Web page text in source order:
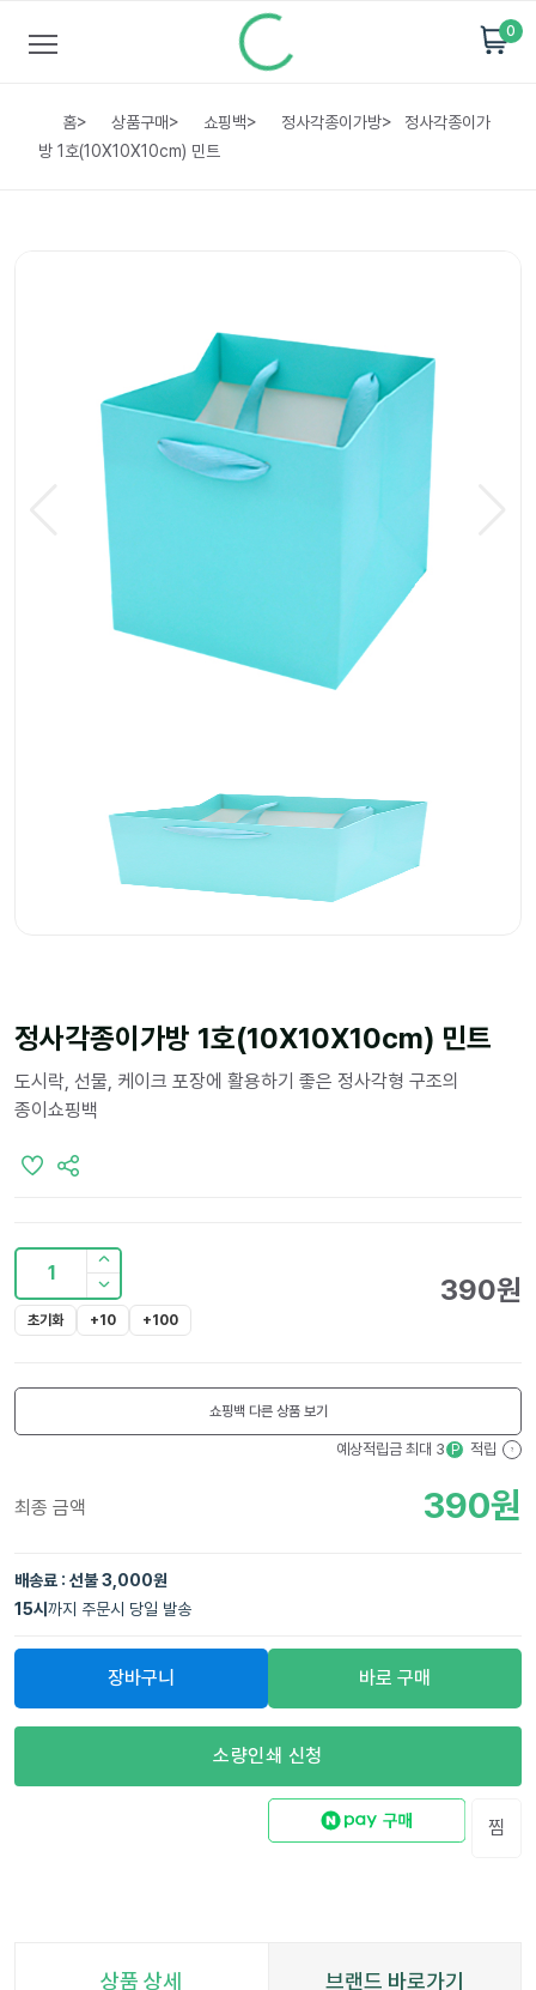
0
홈> 상품구매> 쇼핑백> 정사각종이가방>
정사각종이가
방 1호(10X10X10cm) 민트
정사각종이가방 1호(10X10X10cm) 민트
도시락, 선물, 케이크 포장에 활용하기 좋은 정사각형 구조의
종이쇼핑백
1
초기화 +10 +100
390원
쇼핑백 다른 상품 보기
예상적립금 최대 3 P 적립 ?
최종 금액 390원
배송료 : 선불 3,000원
15시 까지 주문시 당일 발송
장바구니 바로 구매
소량인쇄 신청
찜
상품 상세 브랜드 바로가기